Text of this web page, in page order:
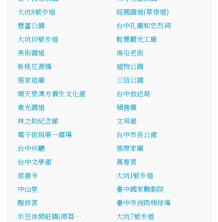
大坑8號步道
經國園道(草悟道)
豐富公園
台中孔廟和忠烈祠
大坑10號步道
鞋寶觀光工廠
美術園道
南屯老街
新桃花源橋
植物公園
張家祖廟
三信公園
順天堂漢方養生文化館
台中放送局
東光園道
積善樓
林之助紀念館
文英館
電子街與第一廣場
台中市長公館
台中州廳
張廖家廟
台中文學館
萬春宮
慈善寺
大坑1號步道
中山堂
臺中國家歌劇院
醒修宮
臺中市洲際棒球場
米笠休閒莊園(原荔…
大坑7號步道